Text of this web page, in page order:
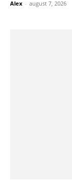
Alex - august 7, 2026